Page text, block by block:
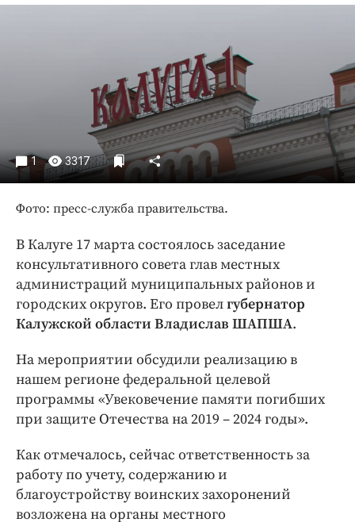
Праздники
Происшествия
Спорт
Экономика и бизнес
Издания
Медиаперсона
Интересное чтиво
Клиника года
Работодатель года
1 3317
Фото: пресс-служба правительства.
В Калуге 17 марта состоялось заседание
консультативного совета глав местных
администраций муниципальных районов и
городских округов. Его провелгубернатор
Калужской области Владислав ШАПША.
На мероприятии обсудили реализацию в
нашем регионе федеральной целевой
программы «Увековечение памяти погибших
при защите Отечества на 2019 – 2024 годы».
Как отмечалось, сейчас ответственность за
работу по учету, содержанию и
благоустройству воинских захоронений
возложена на органы местного